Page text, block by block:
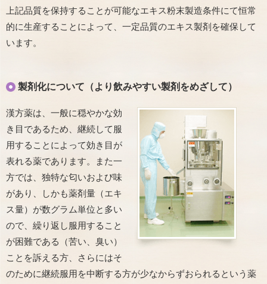
上記品質を保持することが可能なエキス粉末製造条件にて恒常
的に生産することによって、一定品質のエキス製剤を確保して
います。
製剤化について（より飲みやすい製剤をめざして）
漢方薬は、一般に穏やかな効
き目であるため、継続して服
用することによって効き目が
表れる薬であります。また一
方では、独特な匂いおよび味
があり、しかも薬剤量（エキ
ス量）が数グラム単位と多い
ので、繰り返し服用すること
が困難である（苦い、臭い）
ことを訴える方、さらにはそ
のために継続服用を中断する方が少なからずおられるという薬